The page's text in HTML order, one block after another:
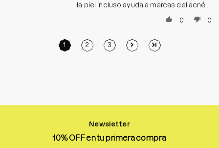
la piel incluso ayuda a marcas del acné
0
0
1 2 3
Newsletter
10% OFF en tu primera compra